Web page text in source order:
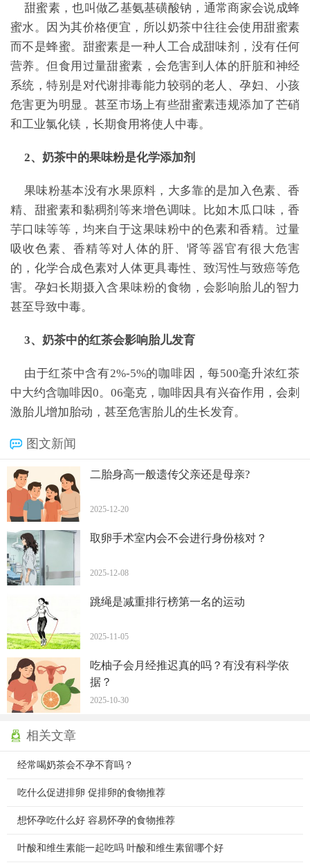
甜蜜素，也叫做乙基氨基磺酸钠，通常商家会说成蜂
蜜水。因为其价格便宜，所以奶茶中往往会使用甜蜜素
而不是蜂蜜。甜蜜素是一种人工合成甜味剂，没有任何
营养。但食用过量甜蜜素，会危害到人体的肝脏和神经
系统，特别是对代谢排毒能力较弱的老人、孕妇、小孩
危害更为明显。甚至市场上有些甜蜜素违规添加了芒硝
和工业氯化镁，长期食用将使人中毒。
2、奶茶中的果味粉是化学添加剂
果味粉基本没有水果原料，大多靠的是加入色素、香
精、甜蜜素和黏稠剂等来增色调味。比如木瓜口味，香
芋口味等等，均来自于这果味粉中的色素和香精。过量
吸收色素、香精等对人体的肝、肾等器官有很大危害
的，化学合成色素对人体更具毒性、致泻性与致癌等危
害。孕妇长期摄入含果味粉的食物，会影响胎儿的智力
甚至导致中毒。
3、奶茶中的红茶会影响胎儿发育
由于红茶中含有2%-5%的咖啡因，每500毫升浓红茶
中大约含咖啡因0。06毫克，咖啡因具有兴奋作用，会刺
激胎儿增加胎动，甚至危害胎儿的生长发育。
图文新闻
二胎身高一般遗传父亲还是母亲?
2025-12-20
取卵手术室内会不会进行身份核对？
2025-12-08
跳绳是减重排行榜第一名的运动
2025-11-05
吃柚子会月经推迟真的吗？有没有科学依
据？
2025-10-30
相关文章
经常喝奶茶会不孕不育吗？
吃什么促进排卵 促排卵的食物推荐
想怀孕吃什么好 容易怀孕的食物推荐
叶酸和维生素能一起吃吗 叶酸和维生素留哪个好